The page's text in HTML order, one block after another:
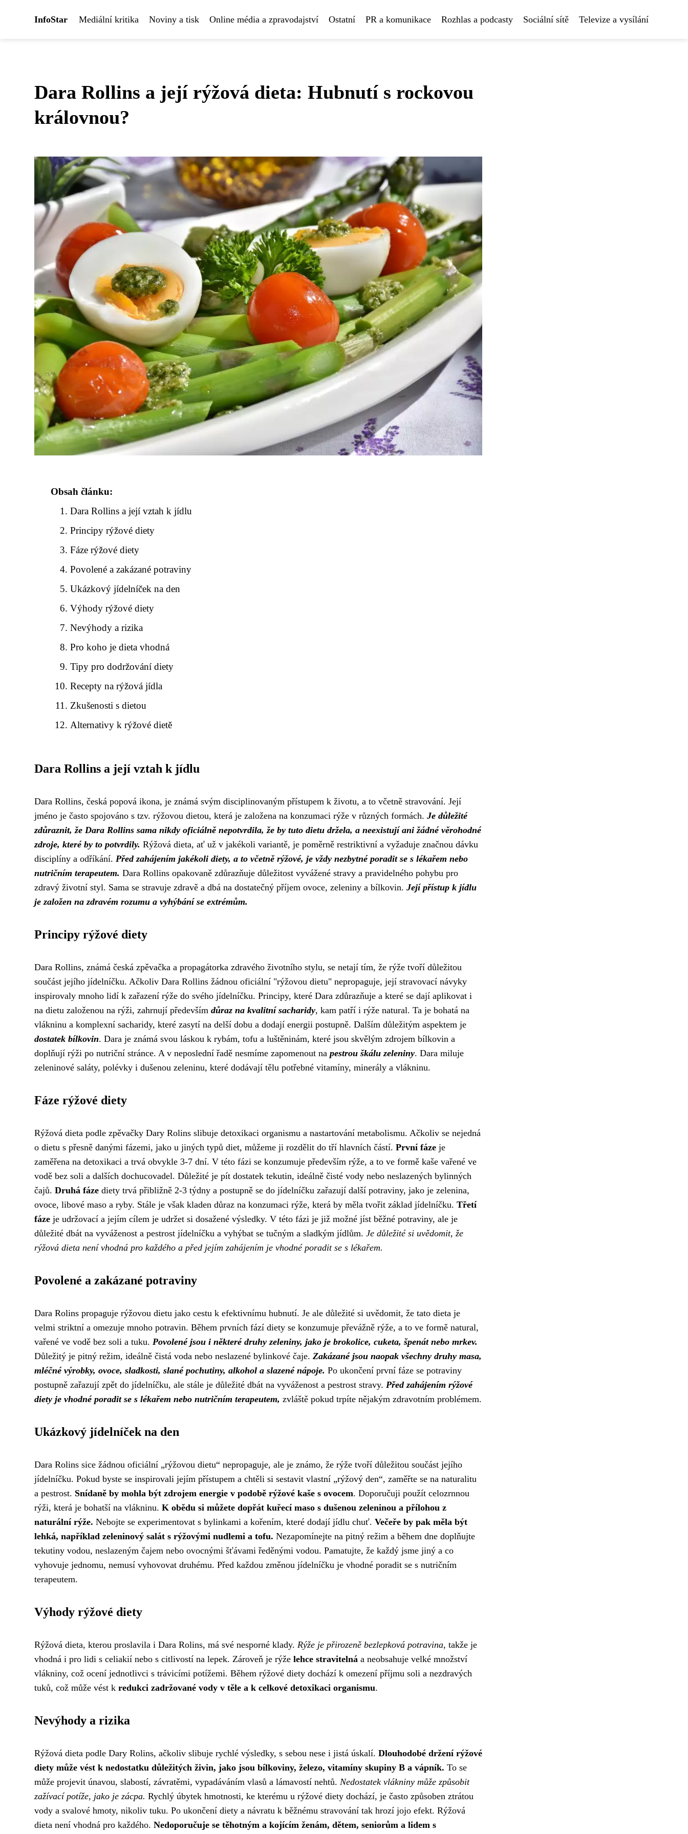
InfoStar Mediální kritika Noviny a tisk Online média a zpravodajství Ostatní PR a komunikace Rozhlas a podcasty Sociální sítě Televize a vysílání
Dara Rollins a její rýžová dieta: Hubnutí s rockovou
královnou?
Obsah článku:
Dara Rollins a její vztah k jídlu
Principy rýžové diety
Fáze rýžové diety
Povolené a zakázané potraviny
Ukázkový jídelníček na den
Výhody rýžové diety
Nevýhody a rizika
Pro koho je dieta vhodná
Tipy pro dodržování diety
Recepty na rýžová jídla
Zkušenosti s dietou
Alternativy k rýžové dietě
Dara Rollins a její vztah k jídlu
Dara Rollins, česká popová ikona, je známá svým disciplinovaným přístupem k životu, a to včetně stravování. Její
jméno je často spojováno s tzv. rýžovou dietou, která je založena na konzumaci rýže v různých formách. Je důležité
zdůraznit, že Dara Rollins sama nikdy oficiálně nepotvrdila, že by tuto dietu držela, a neexistují ani žádné věrohodné
zdroje, které by to potvrdily. Rýžová dieta, ať už v jakékoli variantě, je poměrně restriktivní a vyžaduje značnou dávku
disciplíny a odříkání. Před zahájením jakékoli diety, a to včetně rýžové, je vždy nezbytné poradit se s lékařem nebo
nutričním terapeutem. Dara Rollins opakovaně zdůrazňuje důležitost vyvážené stravy a pravidelného pohybu pro
zdravý životní styl. Sama se stravuje zdravě a dbá na dostatečný příjem ovoce, zeleniny a bílkovin. Její přístup k jídlu
je založen na zdravém rozumu a vyhýbání se extrémům.
Principy rýžové diety
Dara Rollins, známá česká zpěvačka a propagátorka zdravého životního stylu, se netají tím, že rýže tvoří důležitou
součást jejího jídelníčku. Ačkoliv Dara Rollins žádnou oficiální "rýžovou dietu" nepropaguje, její stravovací návyky
inspirovaly mnoho lidí k zařazení rýže do svého jídelníčku. Principy, které Dara zdůrazňuje a které se dají aplikovat i
na dietu založenou na rýži, zahrnují především důraz na kvalitní sacharidy, kam patří i rýže natural. Ta je bohatá na
vlákninu a komplexní sacharidy, které zasytí na delší dobu a dodají energii postupně. Dalším důležitým aspektem je
dostatek bílkovin. Dara je známá svou láskou k rybám, tofu a luštěninám, které jsou skvělým zdrojem bílkovin a
doplňují rýži po nutriční stránce. A v neposlední řadě nesmíme zapomenout na pestrou škálu zeleniny. Dara miluje
zeleninové saláty, polévky i dušenou zeleninu, které dodávají tělu potřebné vitamíny, minerály a vlákninu.
Fáze rýžové diety
Rýžová dieta podle zpěvačky Dary Rolins slibuje detoxikaci organismu a nastartování metabolismu. Ačkoliv se nejedná
o dietu s přesně danými fázemi, jako u jiných typů diet, můžeme ji rozdělit do tří hlavních částí. První fáze je
zaměřena na detoxikaci a trvá obvykle 3-7 dní. V této fázi se konzumuje především rýže, a to ve formě kaše vařené ve
vodě bez soli a dalších dochucovadel. Důležité je pít dostatek tekutin, ideálně čisté vody nebo neslazených bylinných
čajů. Druhá fáze diety trvá přibližně 2-3 týdny a postupně se do jídelníčku zařazují další potraviny, jako je zelenina,
ovoce, libové maso a ryby. Stále je však kladen důraz na konzumaci rýže, která by měla tvořit základ jídelníčku. Třetí
fáze je udržovací a jejím cílem je udržet si dosažené výsledky. V této fázi je již možné jíst běžné potraviny, ale je
důležité dbát na vyváženost a pestrost jídelníčku a vyhýbat se tučným a sladkým jídlům. Je důležité si uvědomit, že
rýžová dieta není vhodná pro každého a před jejím zahájením je vhodné poradit se s lékařem.
Povolené a zakázané potraviny
Dara Rolins propaguje rýžovou dietu jako cestu k efektivnímu hubnutí. Je ale důležité si uvědomit, že tato dieta je
velmi striktní a omezuje mnoho potravin. Během prvních fází diety se konzumuje převážně rýže, a to ve formě natural,
vařené ve vodě bez soli a tuku. Povolené jsou i některé druhy zeleniny, jako je brokolice, cuketa, špenát nebo mrkev.
Důležitý je pitný režim, ideálně čistá voda nebo neslazené bylinkové čaje. Zakázané jsou naopak všechny druhy masa,
mléčné výrobky, ovoce, sladkosti, slané pochutiny, alkohol a slazené nápoje. Po ukončení první fáze se potraviny
postupně zařazují zpět do jídelníčku, ale stále je důležité dbát na vyváženost a pestrost stravy. Před zahájením rýžové
diety je vhodné poradit se s lékařem nebo nutričním terapeutem, zvláště pokud trpíte nějakým zdravotním problémem.
Ukázkový jídelníček na den
Dara Rolins sice žádnou oficiální „rýžovou dietu“ nepropaguje, ale je známo, že rýže tvoří důležitou součást jejího
jídelníčku. Pokud byste se inspirovali jejím přístupem a chtěli si sestavit vlastní „rýžový den“, zaměřte se na naturalitu
a pestrost. Snídaně by mohla být zdrojem energie v podobě rýžové kaše s ovocem. Doporučuji použít celozrnnou
rýži, která je bohatší na vlákninu. K obědu si můžete dopřát kuřecí maso s dušenou zeleninou a přílohou z
naturální rýže. Nebojte se experimentovat s bylinkami a kořením, které dodají jídlu chuť. Večeře by pak měla být
lehká, například zeleninový salát s rýžovými nudlemi a tofu. Nezapomínejte na pitný režim a během dne doplňujte
tekutiny vodou, neslazeným čajem nebo ovocnými šťávami ředěnými vodou. Pamatujte, že každý jsme jiný a co
vyhovuje jednomu, nemusí vyhovovat druhému. Před každou změnou jídelníčku je vhodné poradit se s nutričním
terapeutem.
Výhody rýžové diety
Rýžová dieta, kterou proslavila i Dara Rolins, má své nesporné klady. Rýže je přirozeně bezlepková potravina, takže je
vhodná i pro lidi s celiakií nebo s citlivostí na lepek. Zároveň je rýže lehce stravitelná a neobsahuje velké množství
vlákniny, což ocení jednotlivci s trávicími potížemi. Během rýžové diety dochází k omezení příjmu soli a nezdravých
tuků, což může vést k redukci zadržované vody v těle a k celkové detoxikaci organismu.
Nevýhody a rizika
Rýžová dieta podle Dary Rolins, ačkoliv slibuje rychlé výsledky, s sebou nese i jistá úskalí. Dlouhodobé držení rýžové
diety může vést k nedostatku důležitých živin, jako jsou bílkoviny, železo, vitamíny skupiny B a vápník. To se
může projevit únavou, slabostí, závratěmi, vypadáváním vlasů a lámavostí nehtů. Nedostatek vlákniny může způsobit
zažívací potíže, jako je zácpa. Rychlý úbytek hmotnosti, ke kterému u rýžové diety dochází, je často způsoben ztrátou
vody a svalové hmoty, nikoliv tuku. Po ukončení diety a návratu k běžnému stravování tak hrozí jojo efekt. Rýžová
dieta není vhodná pro každého. Nedoporučuje se těhotným a kojícím ženám, dětem, seniorům a lidem s